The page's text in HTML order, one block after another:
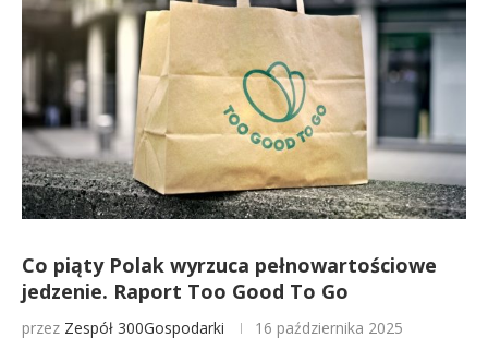
Co piąty Polak wyrzuca pełnowartościowe
jedzenie. Raport Too Good To Go
przez Zespół 300Gospodarki 16 października 2025